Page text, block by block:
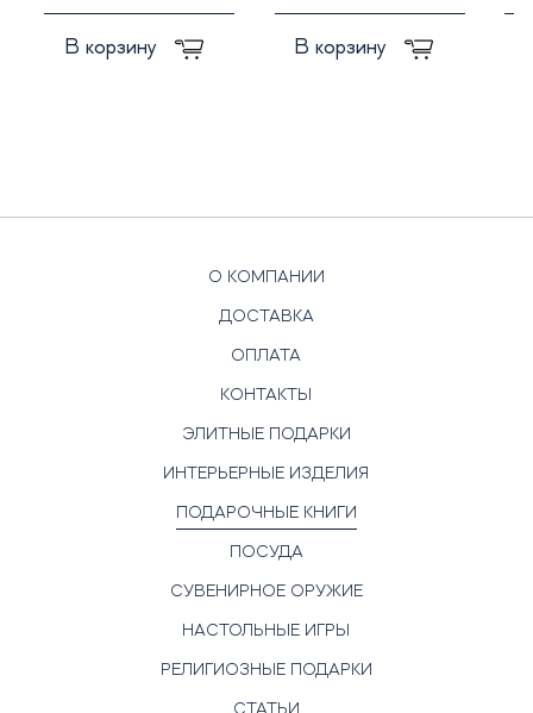
В корзину В корзину
О КОМПАНИИ
ДОСТАВКА
ОПЛАТА
КОНТАКТЫ
ЭЛИТНЫЕ ПОДАРКИ
ИНТЕРЬЕРНЫЕ ИЗДЕЛИЯ
ПОДАРОЧНЫЕ КНИГИ
ПОСУДА
СУВЕНИРНОЕ ОРУЖИЕ
НАСТОЛЬНЫЕ ИГРЫ
РЕЛИГИОЗНЫЕ ПОДАРКИ
СТАТЬИ